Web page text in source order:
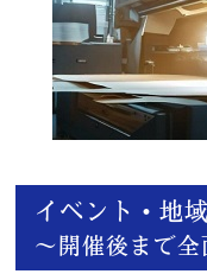
イベント・地
～開催後まで